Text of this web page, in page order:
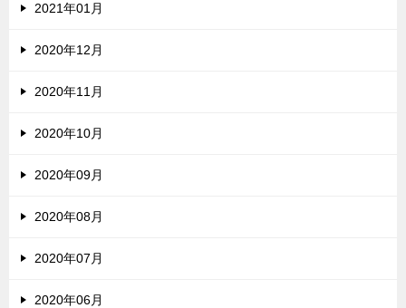
2021年01月
2020年12月
2020年11月
2020年10月
2020年09月
2020年08月
2020年07月
2020年06月